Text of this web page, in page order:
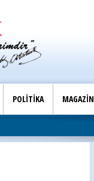
POLİTİKA MAGAZİN